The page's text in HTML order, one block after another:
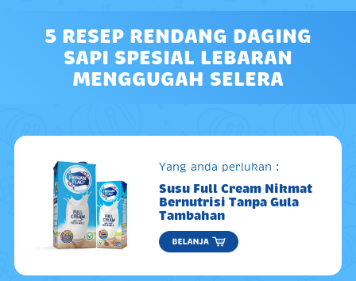
5 RESEP RENDANG DAGING
SAPI SPESIAL LEBARAN
MENGGUGAH SELERA
Yang anda perlukan :
Susu Full Cream Nikmat
Bernutrisi Tanpa Gula
Tambahan